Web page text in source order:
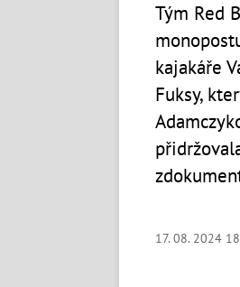
Tým Red
kajakáře
Fuksy,
17. 08. 2024